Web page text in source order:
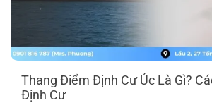
Thang Điểm Định Cư Úc Là Gì?
Định Cư